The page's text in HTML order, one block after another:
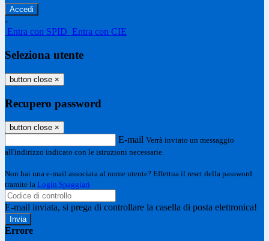
-
Entra con SPID Entra con CIE
Seleziona utente
button close ×
Recupero password
button close ×
E-mail Verrà inviato un messaggio
all'indirizzo indicato con le istruzioni necessarie.
Non hai una e-mail associata al nome utente? Effettua il reset della password
tramite la Login Spaggiari
E-mail inviata, si prega di controllare la casella di posta elettronica!
Errore